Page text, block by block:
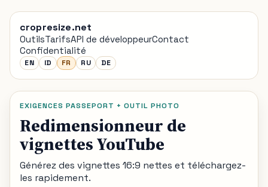
cropresize.net
OutilsTarifsAPI de développeurContact
Confidentialité
EN ID FR RU DE
EXIGENCES PASSEPORT + OUTIL PHOTO
Redimensionneur de
vignettes YouTube
Générez des vignettes 16:9 nettes et téléchargez-
les rapidement.